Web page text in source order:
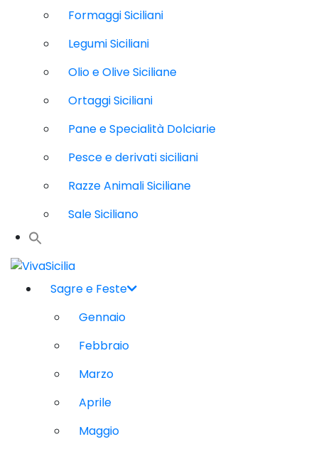
Formaggi Siciliani
Legumi Siciliani
Olio e Olive Siciliane
Ortaggi Siciliani
Pane e Specialità Dolciarie
Pesce e derivati siciliani
Razze Animali Siciliane
Sale Siciliano
Sagre e Feste
Gennaio
Febbraio
Marzo
Aprile
Maggio